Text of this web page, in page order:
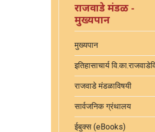
राजवाडे मंडळ -
मुख्यपान
मुख्यपान
इतिहासाचार्य
राजवाडे मंडळाविषयी
सार्वजनिक ग्रंथालय
ईबुक्स (eBooks)